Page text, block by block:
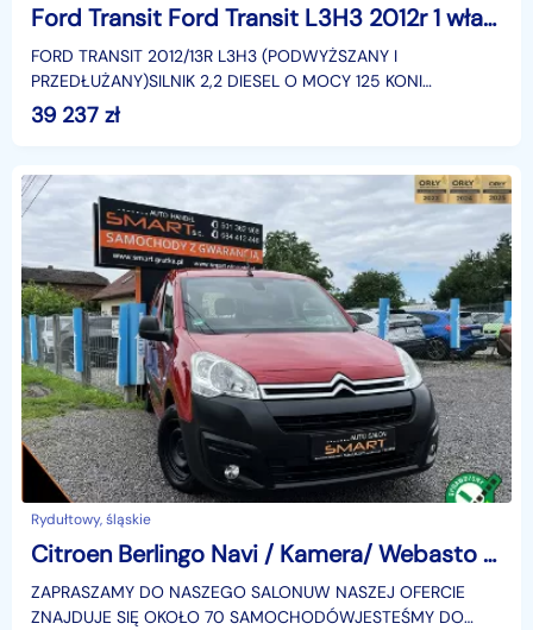
Ford Transit Ford Transit L3H3 2012r 1 właściciel jak NOWY klima tylko 109 tys.km
FORD TRANSIT 2012/13R L3H3 (PODWYŻSZANY I
PRZEDŁUŻANY)SILNIK 2,2 DIESEL O MOCY 125 KONI
SAMOCHÓD W STANIE BARDZO DOBRYM, BEZ OZNAK
KOROZJIUŻYTKOWANY OD NOWOŚCI
39 237 zł
Rydułtowy, śląskie
Citroen Berlingo Navi / Kamera/ Webasto /Serwis / Bezwypadek ZABUDOWA SORTIMO
ZAPRASZAMY DO NASZEGO SALONUW NASZEJ OFERCIE
ZNAJDUJE SIĘ OKOŁO 70 SAMOCHODÓWJESTEŚMY DO